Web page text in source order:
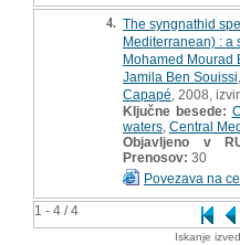
1 - 4 / 4
4. The syngnathid
Mediterranean) : a
Mohamed Mourad
Jamila Ben Souissi
Capapé , 2008,
Ključne besede:
waters Central
Objavljeno v
Prenosov: 30
Povezava na
Iskanje